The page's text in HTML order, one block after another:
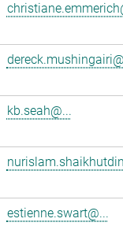
kb.seah@...
estienne.swart@...